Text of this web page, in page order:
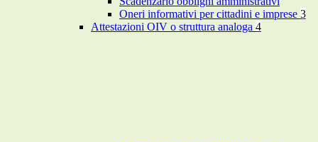
Oneri informativi per cittadini e imprese 3
Attestazioni OIV o struttura analoga 4